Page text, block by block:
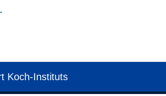
Koch-Instituts